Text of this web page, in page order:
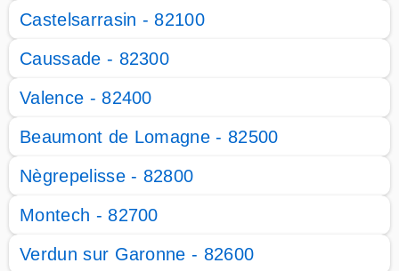
Castelsarrasin - 82100
Caussade - 82300
Valence - 82400
Beaumont de Lomagne - 82500
Nègrepelisse - 82800
Montech - 82700
Verdun sur Garonne - 82600